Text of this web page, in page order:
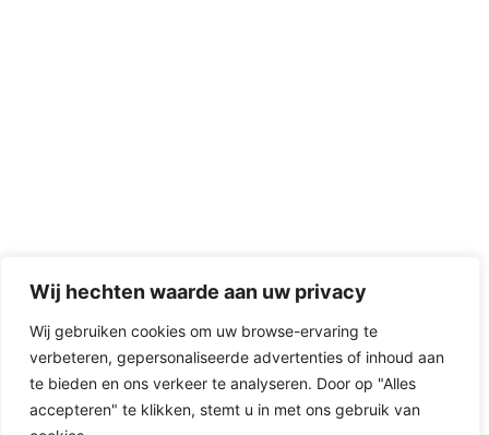
Wij hechten waarde aan uw privacy
Wij gebruiken cookies om uw browse-ervaring te
verbeteren, gepersonaliseerde advertenties of inhoud aan
te bieden en ons verkeer te analyseren. Door op "Alles
accepteren" te klikken, stemt u in met ons gebruik van